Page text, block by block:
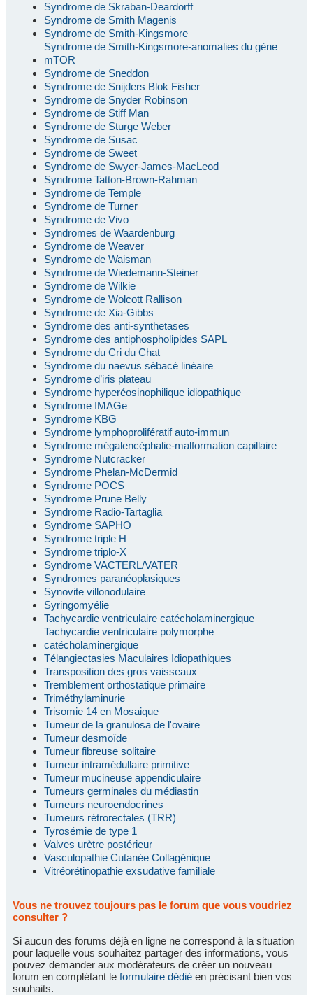
Syndrome de Skraban-Deardorff
Syndrome de Smith Magenis
Syndrome de Smith-Kingsmore
Syndrome de Smith-Kingsmore-anomalies du gène
mTOR
Syndrome de Sneddon
Syndrome de Snijders Blok Fisher
Syndrome de Snyder Robinson
Syndrome de Stiff Man
Syndrome de Sturge Weber
Syndrome de Susac
Syndrome de Sweet
Syndrome de Swyer-James-MacLeod
Syndrome Tatton-Brown-Rahman
Syndrome de Temple
Syndrome de Turner
Syndrome de Vivo
Syndromes de Waardenburg
Syndrome de Weaver
Syndrome de Waisman
Syndrome de Wiedemann-Steiner
Syndrome de Wilkie
Syndrome de Wolcott Rallison
Syndrome de Xia-Gibbs
Syndrome des anti-synthetases
Syndrome des antiphospholipides SAPL
Syndrome du Cri du Chat
Syndrome du naevus sébacé linéaire
Syndrome d’iris plateau
Syndrome hyperéosinophilique idiopathique
Syndrome IMAGe
Syndrome KBG
Syndrome lymphoprolifératif auto-immun
Syndrome mégalencéphalie-malformation capillaire
Syndrome Nutcracker
Syndrome Phelan-McDermid
Syndrome POCS
Syndrome Prune Belly
Syndrome Radio-Tartaglia
Syndrome SAPHO
Syndrome triple H
Syndrome triplo-X
Syndrome VACTERL/VATER
Syndromes paranéoplasiques
Synovite villonodulaire
Syringomyélie
Tachycardie ventriculaire catécholaminergique
Tachycardie ventriculaire polymorphe
catécholaminergique
Télangiectasies Maculaires Idiopathiques
Transposition des gros vaisseaux
Tremblement orthostatique primaire
Triméthylaminurie
Trisomie 14 en Mosaique
Tumeur de la granulosa de l'ovaire
Tumeur desmoïde
Tumeur fibreuse solitaire
Tumeur intramédullaire primitive
Tumeur mucineuse appendiculaire
Tumeurs germinales du médiastin
Tumeurs neuroendocrines
Tumeurs rétrorectales (TRR)
Tyrosémie de type 1
Valves urètre postérieur
Vasculopathie Cutanée Collagénique
Vitréorétinopathie exsudative familiale
Vous ne trouvez toujours pas le forum que vous voudriez
consulter ?
Si aucun des forums déjà en ligne ne correspond à la situation
pour laquelle vous souhaitez partager des informations, vous
pouvez demander aux modérateurs de créer un nouveau
forum en complétant le formulaire dédié en précisant bien vos
souhaits.